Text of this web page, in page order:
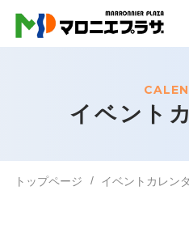
イベント
トップページ イベントカレン